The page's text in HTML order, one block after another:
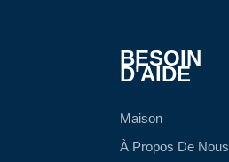
BESOIN
D'AIDE
Maison
À Propos De Nous